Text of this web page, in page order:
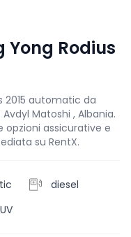
Yong Rodius
2015 automatic da
Matoshi , Albania.
opzioni assicurative e
su RentX.
diesel